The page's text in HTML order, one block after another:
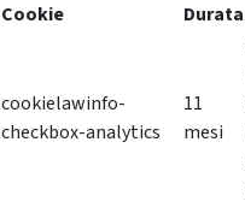
Cookie
Durata
cookielawinfo-
checkbox-analytics
11
mesi